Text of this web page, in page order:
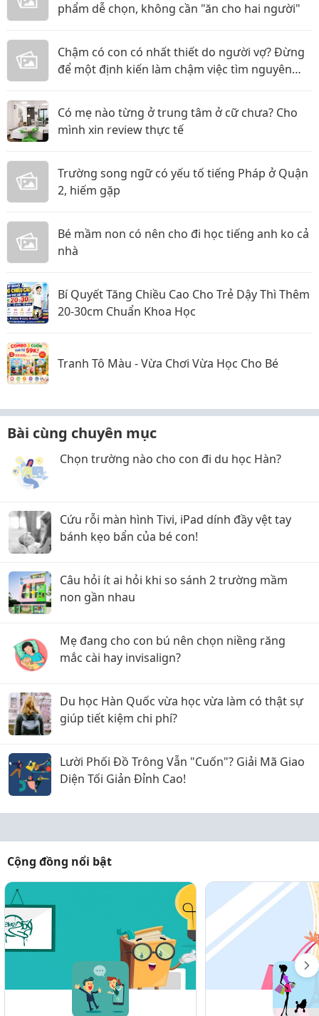
phẩm dễ chọn, không cần "ăn cho hai người"
Chậm có con có nhất thiết do người vợ? Đừng
để một định kiến làm chậm việc tìm nguyên
Có mẹ nào từng ở trung tâm ở cữ chưa? Cho
mình xin review thực tế
Trường song ngữ có yếu tố tiếng Pháp ở Quận
2, hiếm gặp
Bé mầm non có nên cho đi học tiếng anh ko cả
nhà
Bí Quyết Tăng Chiều Cao Cho Trẻ Dậy Thì Thêm
20-30cm Chuẩn Khoa Học
Tranh Tô Màu - Vừa Chơi Vừa Học Cho Bé
Bài cùng chuyên mục
Chọn trường nào cho con đi du học Hàn?
Cứu rỗi màn hình Tivi, iPad dính đầy vệt tay
bánh kẹo bẩn của bé con!
Câu hỏi ít ai hỏi khi so sánh 2 trường mầm
non gần nhau
Mẹ đang cho con bú nên chọn niềng răng
mắc cài hay invisalign?
Du học Hàn Quốc vừa học vừa làm có thật sự
giúp tiết kiệm chi phí?
Lười Phối Đồ Trông Vẫn "Cuốn"? Giải Mã Giao
Diện Tối Giản Đỉnh Cao!
Cộng đồng nổi bật